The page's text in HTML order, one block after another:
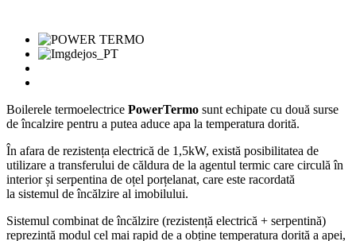
Boilerele termoelectrice PowerTermo sunt echipate cu două surse
de încalzire pentru a putea aduce apa la temperatura dorită.
În afara de rezistența electrică de 1,5kW, există posibilitatea de
utilizare a transferului de căldura de la agentul termic care circulă în
interior și serpentina de oțel porțelanat, care este racordată
la sistemul de încălzire al imobilului.
Sistemul combinat de încălzire (rezistență electrică + serpentină)
reprezintă modul cel mai rapid de a obține temperatura dorită a apei,